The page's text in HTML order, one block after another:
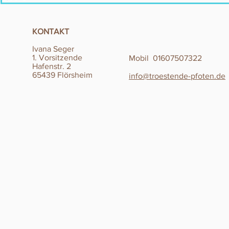
KONTAKT
Ivana Seger
1. Vorsitzende
Hafenstr. 2
65439 Flörsheim
Mobil 01607507322
info@troestende-pfoten.de